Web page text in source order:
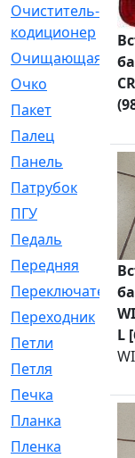
Очиститель-
кодиционер
Очищающая
Очко
Пакет
Палец
Панель
Патрубок
ПГУ
Педаль
Передняя
Переключатель
Переходник
Петли
Петля
Печка
Планка
Пленка
L